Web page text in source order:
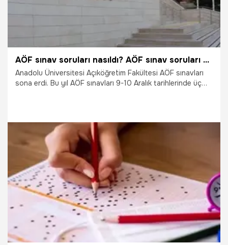
AÖF sınav soruları nasıldı? AÖF sınav soruları zor muydu, Açıköğretim sınav soruları kolay mı?
Anadolu Üniversitesi Açıköğretim Fakültesi AÖF sınavları
sona erdi. Bu yıl AÖF sınavları 9-10 Aralık tarihlerinde üç
kolay mı? AÖF sınav soruları nasıldı?
9.12.2023